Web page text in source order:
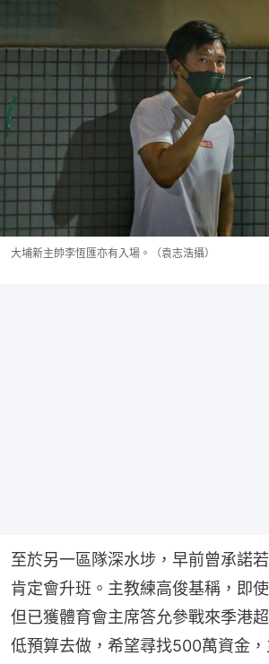
大埔新主帥李恆匯亦有入場。（袁志浩攝）
至於另一區隊深水埗，早前曾承諾
肯定會升班。主教練高俊基稱，即
但已獲體育會主席答允參戰來季港
低預算去做，希望尋找500萬資金